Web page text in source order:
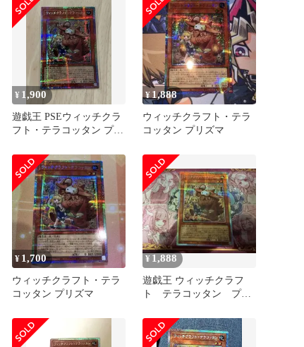
¥ 1,900
遊戯王 PSEウィッチクラ
フト・テラコッタン プリ
¥ 1,888
ウィッチクラフト・テラ
コッタン プリズマ
¥ 1,700
ウィッチクラフト・テラ
コッタン プリズマ
¥ 1,888
遊戯王 ウィッチクラフ
ト テラコッタン プリ